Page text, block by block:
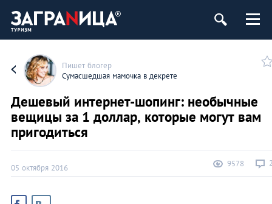
Пишет блогер
Сумасшедшая мамочка в декрете
Дешевый интернет-шопинг: необычные
вещицы за 1 доллар, которые могут вам
пригодиться
05 октября 2016 9578